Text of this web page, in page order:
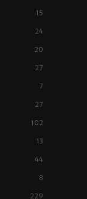
15
24
20
27
7
27
102
13
44
8
229